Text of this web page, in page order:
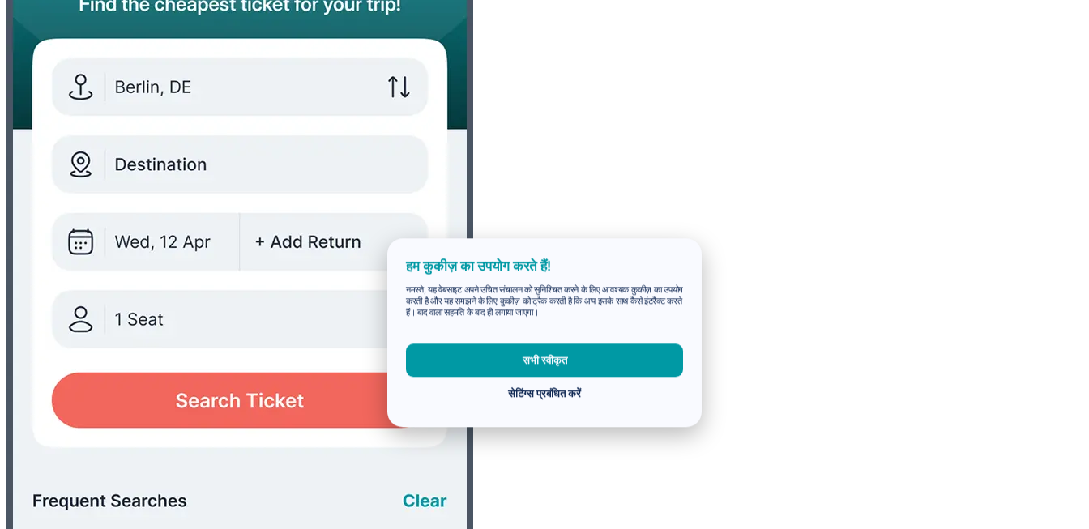
हम कुकीज़ का उपयोग करते हैं!
नमस्ते, यह वेबसाइट अपने उचित संचालन को सुनिश्चित करने के लिए आवश्यक कुकीज़ का उपयोग
करती है और यह समझने के लिए कुकीज़ को ट्रैक करती है कि आप इसके साथ कैसे इंटरैक्ट करते
हैं। बाद वाला सहमति के बाद ही लगाया जाएगा।
सभी स्वीकृत
सेटिंग्स प्रबंधित करें